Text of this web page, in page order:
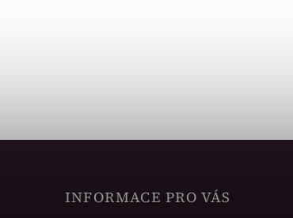
INFORMACE PRO VÁS